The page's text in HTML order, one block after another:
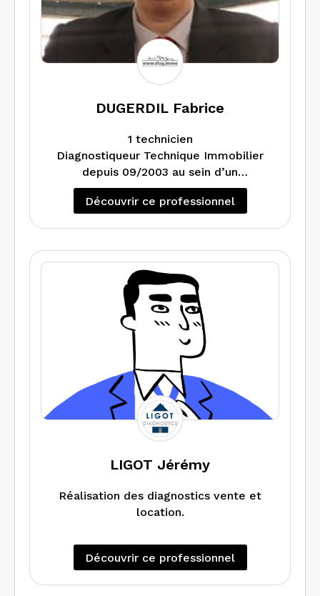
toutes sortes de demandes.
Alors n’hésitez pas .
Pierre Hacquard
DUGERDIL Fabrice
1 technicien
Diagnostiqueur Technique Immobilier
depuis 09/2003 au sein d’un
groupement de Géomètres-Experts,
Indépendant depuis 08/2015, travaille
diagnostics immobiliers nécessaires)
Découvrir ce professionnel
LIGOT Jérémy
Réalisation des diagnostics vente et
location.
Découvrir ce professionnel